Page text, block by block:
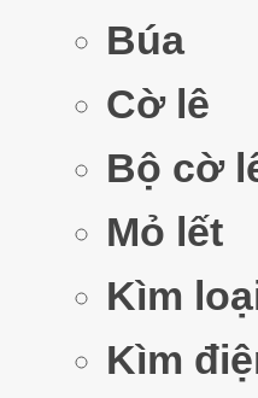
Búa
Cờ lê
Bộ cờ
Mỏ lết
Kìm
Kìm